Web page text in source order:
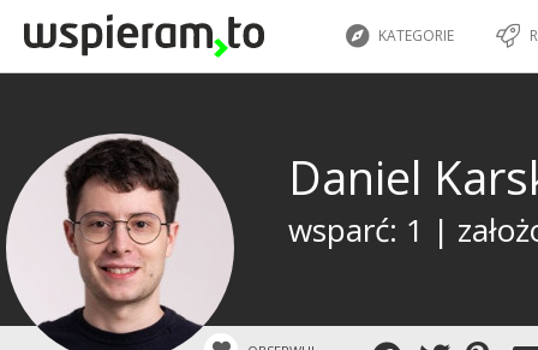
KATEGORIE
Daniel
wsparć: 1 |